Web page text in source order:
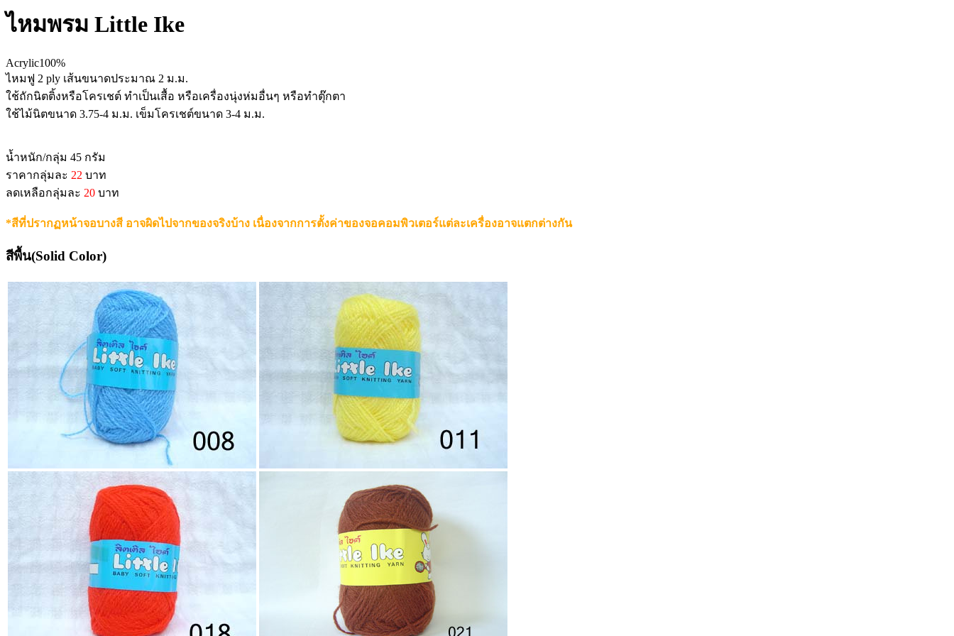
ไหมพรม Little Ike
Acrylic100%
ไหมฟู 2 ply เส้นขนาดประมาณ 2 ม.ม.
ใช้ถักนิตติ้งหรือโครเชต์ ทำเป็นเสื้อ หรือเครื่องนุ่งห่มอื่นๆ หรือทำตุ๊กตา
ใช้ไม้นิตขนาด 3.75-4 ม.ม. เข็มโครเชต์ขนาด 3-4 ม.ม.
น้ำหนัก/กลุ่ม 45 กรัม
ราคากลุ่มละ 22 บาท
ลดเหลือกลุ่มละ 20 บาท
*สีที่ปรากฏหน้าจอบางสี อาจผิดไปจากของจริงบ้าง เนื่องจากการตั้งค่าของจอคอมพิวเตอร์แต่ละเครื่องอาจแตกต่างกัน
สีพื้น(Solid Color)